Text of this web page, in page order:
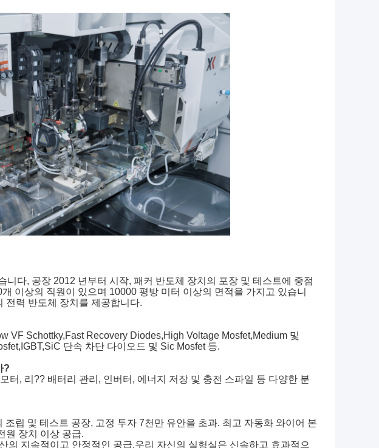
니다, 공장 2012 년부터 시작, 패커 반도체 장치의 포장 및 테스트에 중점
이상의 직원이 있으며 10000 평방 미터 이상의 면적을 가지고 있습니
전력 반도체 장치를 제공합니다.
VF Schottky,Fast Recovery Diodes,High Voltage Mosfet,Medium 및
단속 차단 다이오드 및 Sic Mosfet 등.
?
터, 리?? 배터리 관리, 인버터, 에너지 저장 및 충전 스파일 등 다양한 분
립 및 테스트 공장, 고정 투자 7천만 유안을 초과. 최고 자동화 와이어 본
원 장치 이상 공급.
의 지속적이고 안정적인 공급.우리 자신의 실험실은 신속하고 효과적으